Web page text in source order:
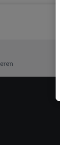
Lidl webshop